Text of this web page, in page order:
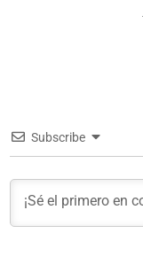
Subscribe